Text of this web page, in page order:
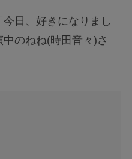
日、好きになりまし
のねね(時田音々)さ